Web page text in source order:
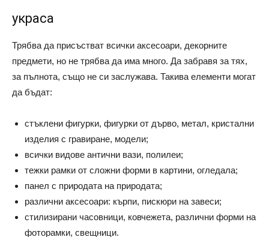
украса
Трябва да присъстват всички аксесоари, декорните
предмети, но не трябва да има много. Да забравя за тях,
за пълнота, също не си заслужава. Такива елементи могат
да бъдат:
стъклени фигурки, фигурки от дърво, метал, кристални
изделия с гравиране, модели;
всички видове антични вази, полилеи;
тежки рамки от сложни форми в картини, огледала;
панел с природата на природата;
различни аксесоари: кърпи, пискюри на завеси;
стилизирани часовници, ковчежета, различни форми на
фоторамки, свещници.